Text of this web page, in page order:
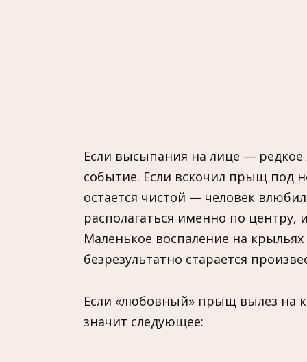
Если высыпания на лице — редкое
событие. Если вскочил прыщ под
остается чистой — человек
располагаться именно по центру,
Маленькое воспаление на
безрезультатно старается
Если «любовный» прыщ вылез на
значит следующее: